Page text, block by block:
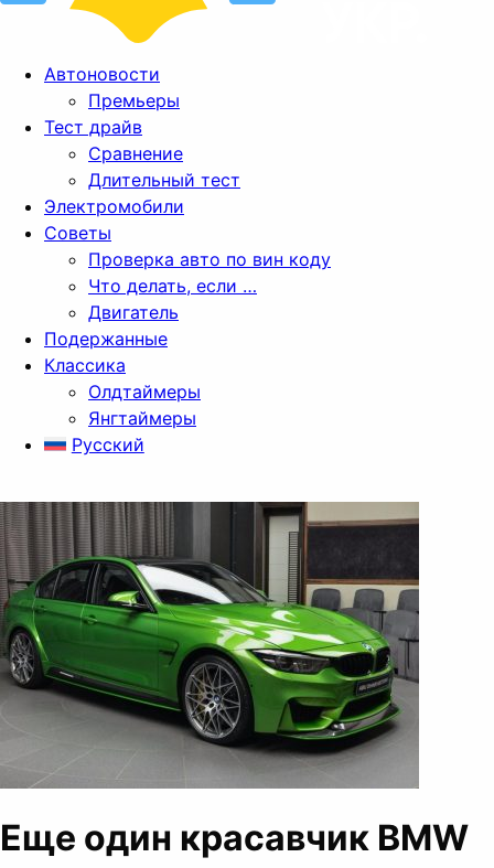
Автоновости
Премьеры
Тест драйв
Сравнение
Длительный тест
Электромобили
Советы
Проверка авто по вин коду
Что делать, если …
Двигатель
Подержанные
Классика
Олдтаймеры
Янгтаймеры
Русский
Еще один красавчик BMW